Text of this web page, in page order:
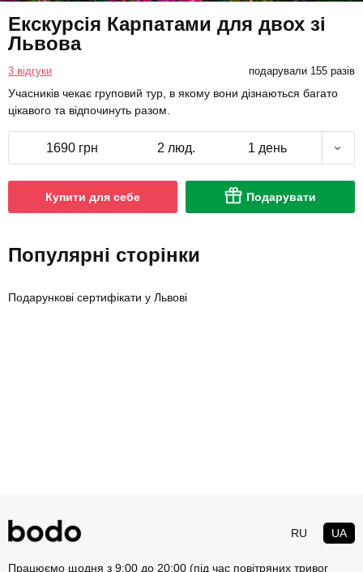
Екскурсія Карпатами для двох зі
Львова
3 відгуки подарували 155 разів
Учасників чекає груповий тур, в якому вони дізнаються багато
цікавого та відпочинуть разом.
1690 грн 2 люд. 1 день
Купити для себе Подарувати
Популярні сторінки
Подарункові сертифікати у Львові
RU UA
Працюємо щодня з 9:00 до 20:00 (під час повітряних тривог